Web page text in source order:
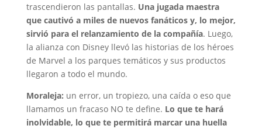
trascendieron las pantallas. Una jugada maestra
que cautivó a miles de nuevos fanáticos y, lo mejor,
sirvió para el relanzamiento de la compañía. Luego,
la alianza con Disney llevó las historias de los héroes
de Marvel a los parques temáticos y sus productos
llegaron a todo el mundo.
Moraleja: un error, un tropiezo, una caída o eso que
llamamos un fracaso NO te define. Lo que te hará
inolvidable, lo que te permitirá marcar una huella